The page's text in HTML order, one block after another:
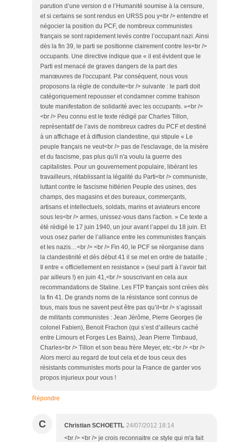
parution d’une version d e l’Humanité soumise à la censure,
et si certains se sont rendus en URSS pou y<br /> entendre et
négocier la position du PCF, de nombreux communistes
français se sont rapidement levés contre l’occupant nazi. Ainsi
dès la fin 39, le parti se positionne clairement contre les<br />
occupants. Une directive indique que « il est évident que le
Parti est menacé de graves dangers de la part des
manœuvres de l'occupant. Par conséquent, nous vous
proposons la règle de conduite<br /> suivante : le parti doit
catégoriquement repousser et condamner comme trahison
toute manifestation de solidarité avec les occupants. »<br />
<br /> Peu connu est le texte rédigé par Charles Tillon,
représentatif de l’avis de nombreux cadres du PCF et destiné
à un affichage et à diffusion clandestine, qui stipule « Le
peuple français ne veut<br /> pas de l'esclavage, de la misère
et du fascisme, pas plus qu'il n'a voulu la guerre des
capitalistes. Pour un gouvernement populaire, libérant les
travailleurs, rétablissant la légalité du Parti<br /> communiste,
luttant contre le fascisme hitlérien Peuple des usines, des
champs, des magasins et des bureaux, commerçants,
artisans et intellectuels, soldats, marins et aviateurs encore
sous les<br /> armes, unissez-vous dans l'action. » Ce texte a
été rédigé le 17 juin 1940, un jour avant l’appel du 18 juin. Et
vous osez parler de l’alliance entre les communistes français
et les nazis…<br /> <br /> Fin 40, le PCF se réorganise dans
la clandestinité et dès début 41 il se met en ordre de bataille ;
Il entre « officiellement en resistance » (seul parti à l’avoir fait
par ailleurs !) en juin 41,<br /> souscrivant en cela aux
recommandations de Staline. Les FTP français sont crées dès
la fin 41. De grands noms de la résistance sont connus de
tous, mais tous ne savent peut être pas qu’il<br /> s’agissait
de militants communistes : Jean Jérôme, Pierre Georges (le
colonel Fabien), Benoit Frachon (qui s’est d’ailleurs caché
entre Limours et Forges Les Bains), Jean Pierre Timbaud,
Charles<br /> Tillon et son beau frère Meyer, etc.<br /> <br />
Alors merci au regard de tout cela et de tous ceux des
résistants communistes morts pour la France de garder vos
propos injurieux pour vous !
Répondre
C Christian SCHOETTL 24/07/2012 18:14
<br /> <br /> je crois reconnaitre ce style qui m'a fait